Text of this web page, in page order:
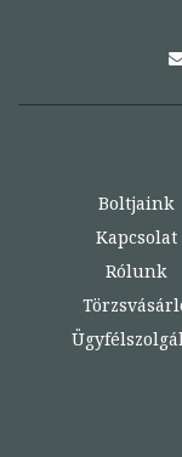
Boltjaink
Kapcsolat
Rólunk